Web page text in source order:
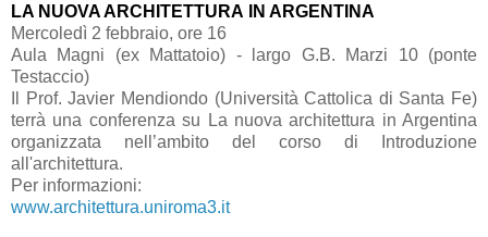
LA NUOVAARCHITETTURA IN ARGENTINA
Mercoledì 2 febbraio, ore 16
Aula Magni (ex Mattatoio) - largo G.B. Marzi 10 (ponte
Testaccio)
Il Prof. Javier Mendiondo (Università Cattolica di Santa Fe)
terrà una conferenza su La nuova architettura in Argentina
organizzata nell’ambito del corso di Introduzione
all'architettura.
Per informazioni:
www.architettura.uniroma3.it